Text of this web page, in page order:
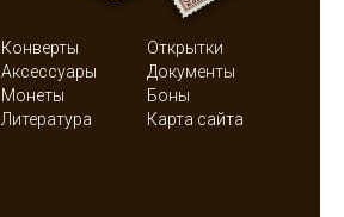
Конверты
Открытки
Аксессуары
Документы
Монеты
Боны
Литература Карта сайта